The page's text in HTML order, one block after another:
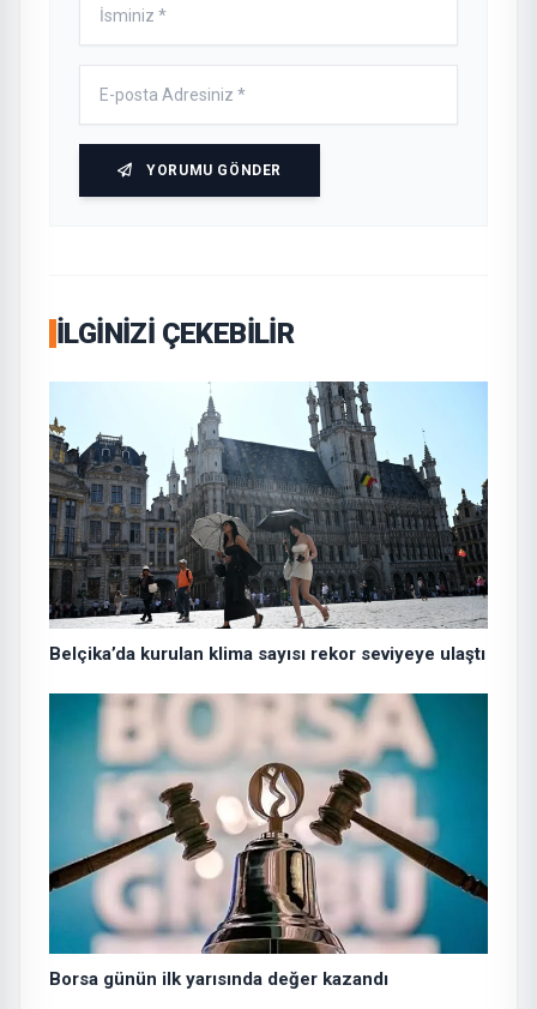
YORUMU GÖNDER
İLGINIZI ÇEKEBILIR
Belçika’da kurulan klima sayısı rekor seviyeye ulaştı
Borsa günün ilk yarısında değer kazandı